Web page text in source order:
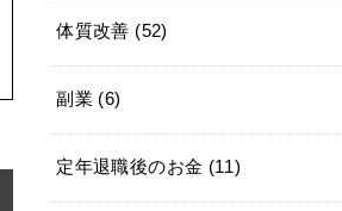
体質改善 (52)
副業 (6)
定年退職後のお金 (11)